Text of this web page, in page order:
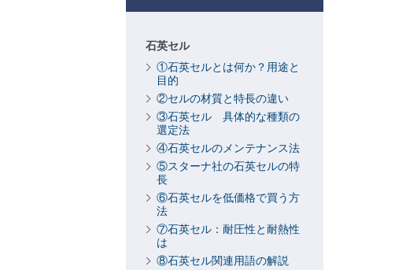
石英セル
①石英セルとは何か？用途と
目的
②セルの材質と特長の違い
③石英セル 具体的な種類の
選定法
④石英セルのメンテナンス法
⑤スターナ社の石英セルの特
長
⑥石英セルを低価格で買う方
法
⑦石英セル：耐圧性と耐熱性
は
⑧石英セル関連用語の解説